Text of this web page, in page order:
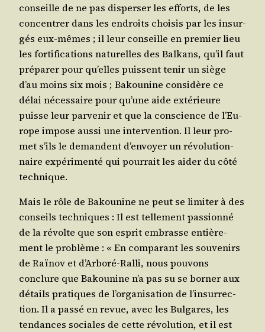
conseille de ne pas dis­per­ser les efforts, de les
concen­trer dans les endroits choi­sis par les insur­
gés eux-mêmes ; il leur conseille en pre­mier lieu
les for­ti­fi­ca­tions natu­relles des Bal­kans, qu’il faut
pré­pa­rer pour qu’elles puissent tenir un siège
d’au moins six mois ; Bakou­nine consi­dère ce
délai néces­saire pour qu’une aide exté­rieure
puisse leur par­ve­nir et que la conscience de l’Eu­
rope impose aus­si une inter­ven­tion. Il leur pro­
met s’ils le demandent d’en­voyer un révo­lu­tion­
naire expé­ri­men­té qui pour­rait les aider du côté
technique.
Mais le rôle de Bakou­nine ne peut se limi­ter à des
conseils tech­niques : Il est tel­le­ment pas­sion­né
de la révolte que son esprit embrasse entiè­re­
ment le pro­blème : « En com­pa­rant les sou­ve­nirs
de Raï­nov et d’Ar­bo­ré-Ral­li, nous pou­vons
conclure que Bakou­nine n’a pas su se bor­ner aux
détails pra­tiques de l’or­ga­ni­sa­tion de l’in­sur­rec­
tion. Il a pas­sé en revue, avec les Bul­gares, les
ten­dances sociales de cette révo­lu­tion, et il est